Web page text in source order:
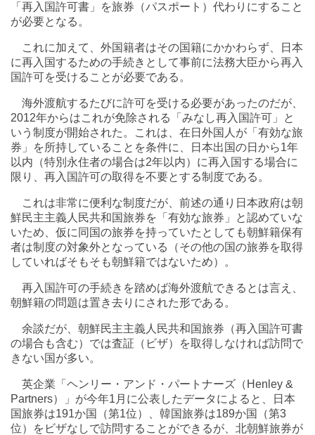
「再入国許可書」を旅券（パスポート）代わりにすること
が必要となる。
これに加えて、外国籍者はその国籍にかかわらず、日本
に再入国するための手続きとして事前に法務大臣から再入
国許可を受けることが必要である。
海外渡航するたびに許可を受ける必要があったのだが、
2012年からはこれが免除される「みなし再入国許可」と
いう制度が開始された。これは、在日外国人が「有効な旅
券」を所持していることを条件に、日本出国の日から1年
以内（特別永住者の場合は2年以内）に再入国する場合に
限り、再入国許可の取得を不要とする制度である。
これは非常に便利な制度だが、前述の通り日本政府は朝
鮮民主主義人民共和国旅券を「有効な旅券」と認めていな
いため、仮に同国の旅券を持っていたとしても朝鮮籍保有
者は制度の対象外となっている（その他の国の旅券を取得
していればそもそも朝鮮籍ではないため）。
再入国許可の手続きを踏めば海外渡航できるとは言え、
朝鮮籍の問題は置き去りにされた形である。
余談だが、朝鮮民主主義人民共和国旅券（再入国許可書
の場合も含む）では査証（ビザ）を取得しなければ訪問で
きない国が多い。
英企業「ヘンリー・アンド・パートナーズ（Henley &
Partners）」が今年1月に公表したデータによると、日本
国旅券は191か国（第1位）、韓国旅券は189か国（第3
位）をビザなしで訪問することができるが、北朝鮮旅券が